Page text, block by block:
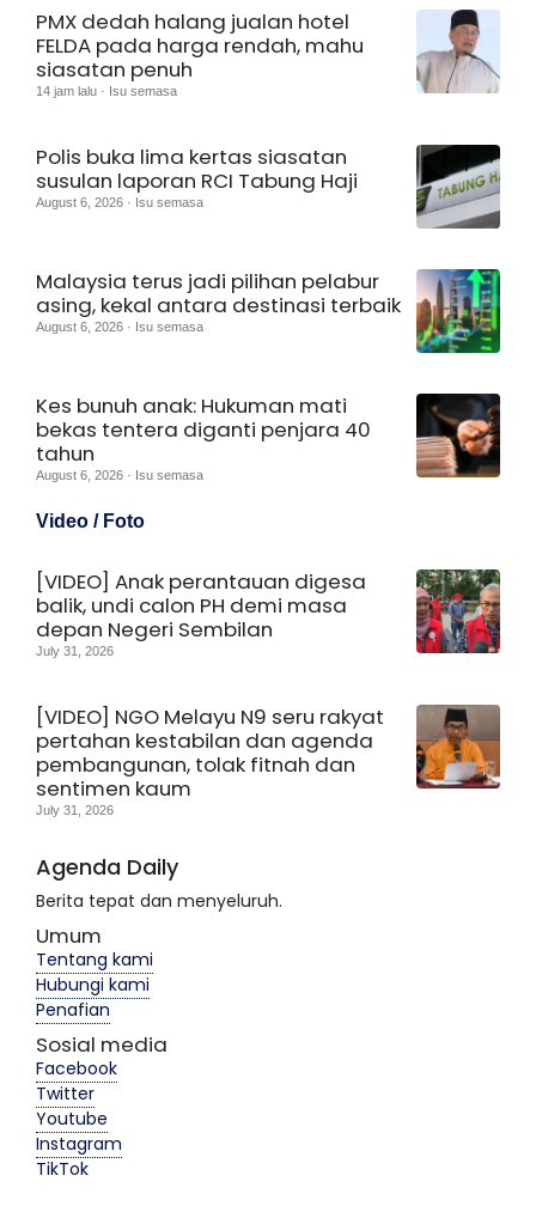
PMX dedah halang jualan hotel
FELDA pada harga rendah, mahu
siasatan penuh
14 jam lalu · Isu semasa
Polis buka lima kertas siasatan
susulan laporan RCI Tabung Haji
August 6, 2026 · Isu semasa
Malaysia terus jadi pilihan pelabur
asing, kekal antara destinasi terbaik
August 6, 2026 · Isu semasa
Kes bunuh anak: Hukuman mati
bekas tentera diganti penjara 40
tahun
August 6, 2026 · Isu semasa
Video / Foto
[VIDEO] Anak perantauan digesa
balik, undi calon PH demi masa
depan Negeri Sembilan
July 31, 2026
[VIDEO] NGO Melayu N9 seru rakyat
pertahan kestabilan dan agenda
pembangunan, tolak fitnah dan
sentimen kaum
July 31, 2026
Agenda Daily
Berita tepat dan menyeluruh.
Umum
Tentang kami
Hubungi kami
Penafian
Sosial media
Facebook
Twitter
Youtube
Instagram
TikTok